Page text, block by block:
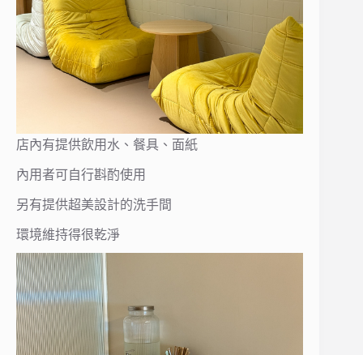
店內有提供飲用水、餐具、面紙
內用者可自行斟酌使用
另有提供超美設計的洗手間
環境維持得很乾淨